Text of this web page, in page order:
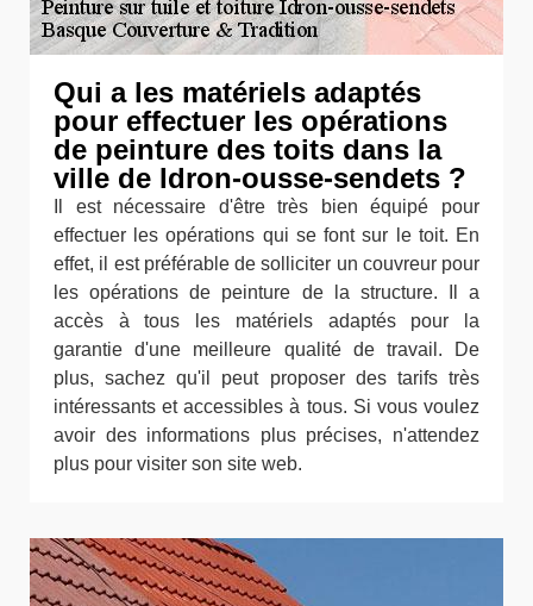
Qui a les matériels adaptés
pour effectuer les opérations
de peinture des toits dans la
ville de Idron-ousse-sendets ?
Il est nécessaire d'être très bien équipé pour
effectuer les opérations qui se font sur le toit. En
effet, il est préférable de solliciter un couvreur pour
les opérations de peinture de la structure. Il a
accès à tous les matériels adaptés pour la
garantie d'une meilleure qualité de travail. De
plus, sachez qu'il peut proposer des tarifs très
intéressants et accessibles à tous. Si vous voulez
avoir des informations plus précises, n'attendez
plus pour visiter son site web.